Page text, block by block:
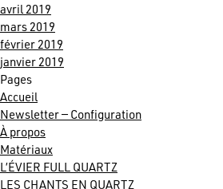
avril 2019
mars 2019
février 2019
janvier 2019
Pages
Accueil
Newsletter — Configuration
À propos
Matériaux
L’ÉVIER FULL QUARTZ
LES CHANTS EN QUARTZ